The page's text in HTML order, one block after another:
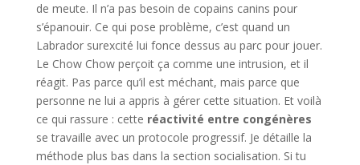
de meute. Il n’a pas besoin de copains canins pour
s’épanouir. Ce qui pose problème, c’est quand un
Labrador surexcité lui fonce dessus au parc pour jouer.
Le Chow Chow perçoit ça comme une intrusion, et il
réagit. Pas parce qu’il est méchant, mais parce que
personne ne lui a appris à gérer cette situation. Et voilà
ce qui rassure : cette réactivité entre congénères
se travaille avec un protocole progressif. Je détaille la
méthode plus bas dans la section socialisation. Si tu